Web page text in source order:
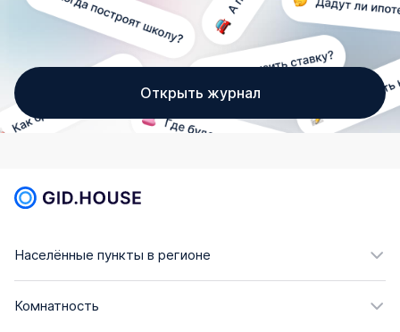
Открыть журнал
Населённые пункты в регионе
Комнатность